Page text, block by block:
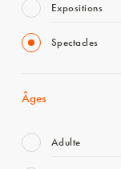
Expositions
Spectacles
Âges
Adulte